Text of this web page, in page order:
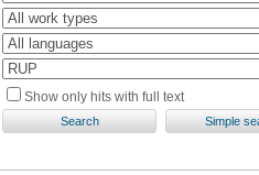
Show only hits with full text